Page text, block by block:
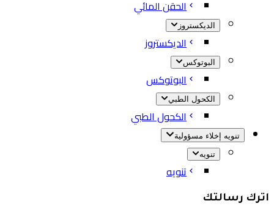
الحقن المائي
الديكستروز
الديكستروز
البوتوكس
البوتوكس
الكحول الطبي
الكحول الطبي
تنويه إخلاء مسؤولية
تنويه
تنويه
اترك رسالتك